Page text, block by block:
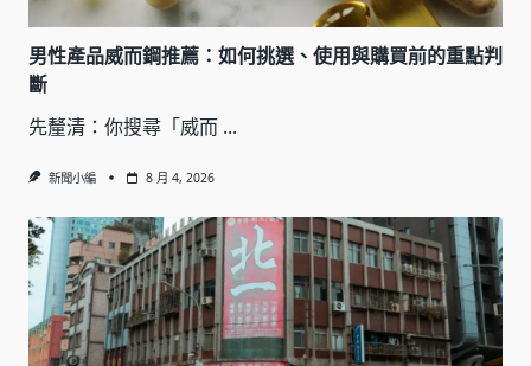
男性產品威而鋼推薦：如何挑選、使用與購買前的重點判
斷
先釐清：你搜尋「威而 ...
新聞小編 8 月 4, 2026